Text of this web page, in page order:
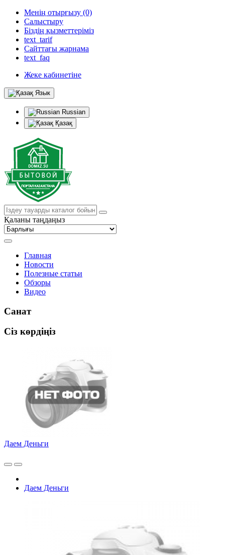
Менің отырғызу (0)
Салыстыру
Біздің қызметтеріміз
text_tarif
Сайттағы жарнама
text_faq
Жеке кабинетіне
Язык
Russian
Қазақ
Қаланы таңдаңыз
Главная
Новости
Полезные статьи
Обзоры
Видео
Санат
Сіз көрдіңіз
Даем Деньги
Даем Деньги